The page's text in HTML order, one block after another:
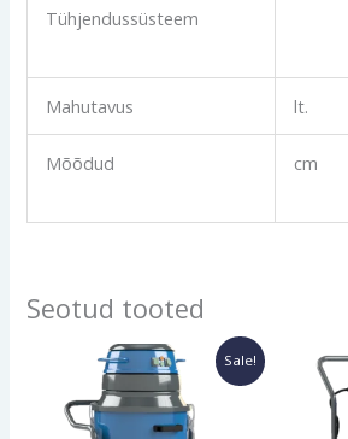
Tühjendussüsteem
Mahutavus lt.
Mõõdud cm
Seotud tooted
Sale!
Algne
hind
oli:
1,914.00€.
Current
price
is:
1,595.00€.